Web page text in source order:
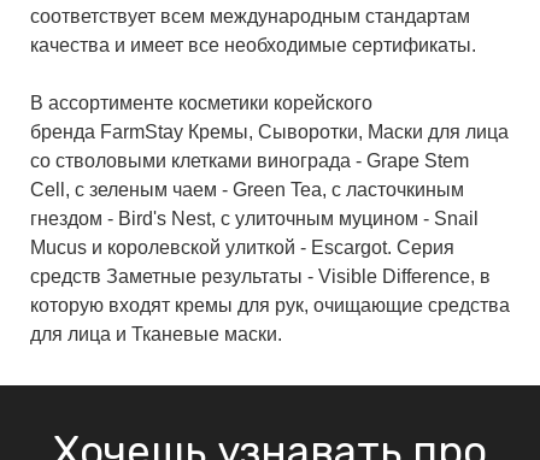
соответствует всем международным стандартам
качества и имеет все необходимые сертификаты.
В ассортименте косметики корейского
бренда FarmStay Кремы, Сыворотки, Маски для лица
со стволовыми клетками винограда - Grape Stem
Cell, с зеленым чаем - Green Tea, с ласточкиным
гнездом - Bird's Nest, с улиточным муцином - Snail
Mucus и королевской улиткой - Escargot. Серия
средств Заметные результаты - Visible Difference, в
которую входят кремы для рук, очищающие средства
для лица и Тканевые маски.